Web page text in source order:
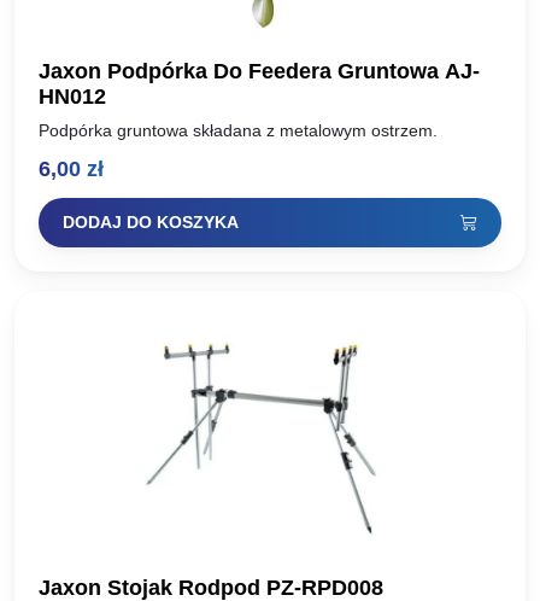
Jaxon Podpórka Do Feedera Gruntowa AJ-
HN012
Podpórka gruntowa składana z metalowym ostrzem.
6,00 zł
DODAJ DO KOSZYKA
Jaxon Stojak Rodpod PZ-RPD008